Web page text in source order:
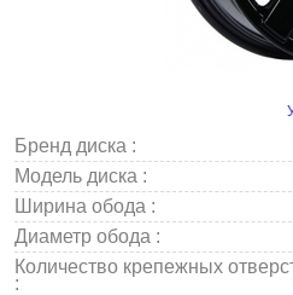
Бренд диска :
Модель диска :
Ширина обода :
Диаметр обода :
Количество крепежных
: